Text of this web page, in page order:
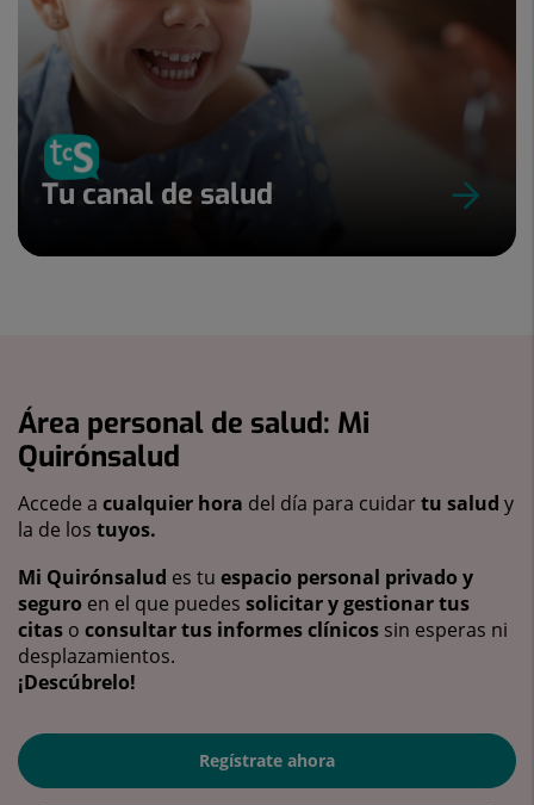
Tu canal de salud
Área personal de salud: Mi
Quirónsalud
Accede a cualquier hora del día para cuidartu salud y
la de los tuyos.
Mi Quirónsalud es tu espacio personal privado y
seguro en el que puedes solicitar y gestionar tus
citas o consultar tus informes clínicos sin esperas ni
desplazamientos.
¡Descúbrelo!
Regístrate ahora